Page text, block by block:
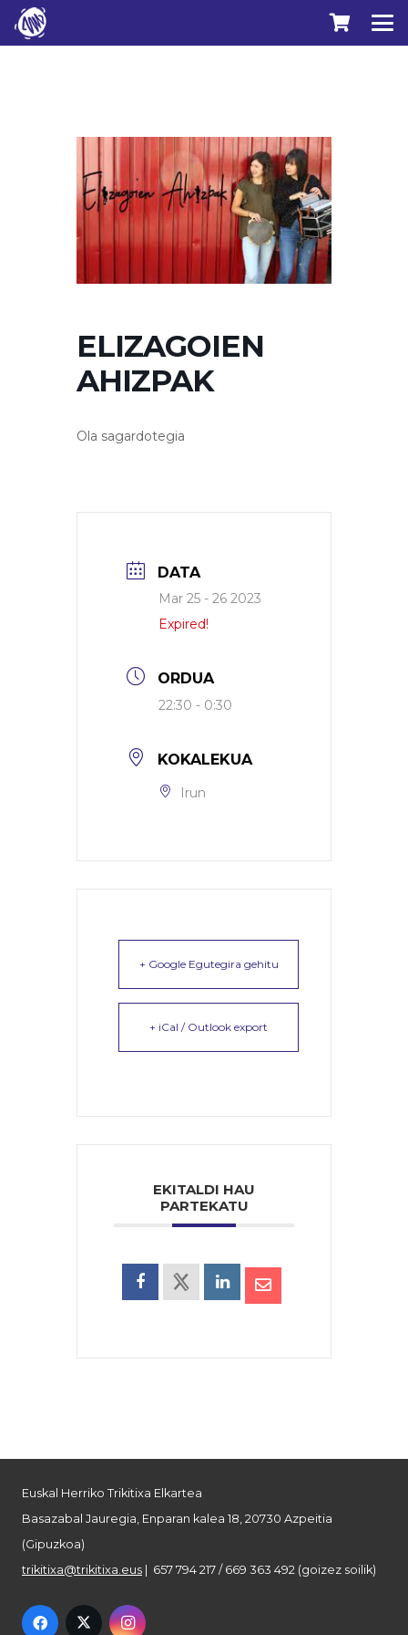
ELIZAGOIEN
AHIZPAK
Ola sagardotegia
DATA
Mar 25 - 26 2023
Expired!
ORDUA
22:30 - 0:30
KOKALEKUA
Irun
+ Google Egutegira gehitu
+ iCal / Outlook export
EKITALDI HAU
PARTEKATU
Euskal Herriko Trikitixa Elkartea
Basazabal Jauregia, Enparan kalea 18, 20730 Azpeitia
(Gipuzkoa)
trikitixa@trikitixa.eus | 657 794 217 / 669 363 492 (goizez soilik)